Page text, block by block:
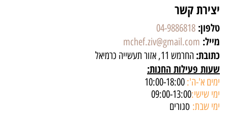
יצירת קשר
טלפון: 04-9886818
מייל: mchef.ziv@gmail.com
כתובת: החרמש 11, אזור תעשייה כרמיאל
שעות פעילות החנות:
ימים א'-ה':
ימי שישי:09:00-13:00
ימי שבת: סגורים